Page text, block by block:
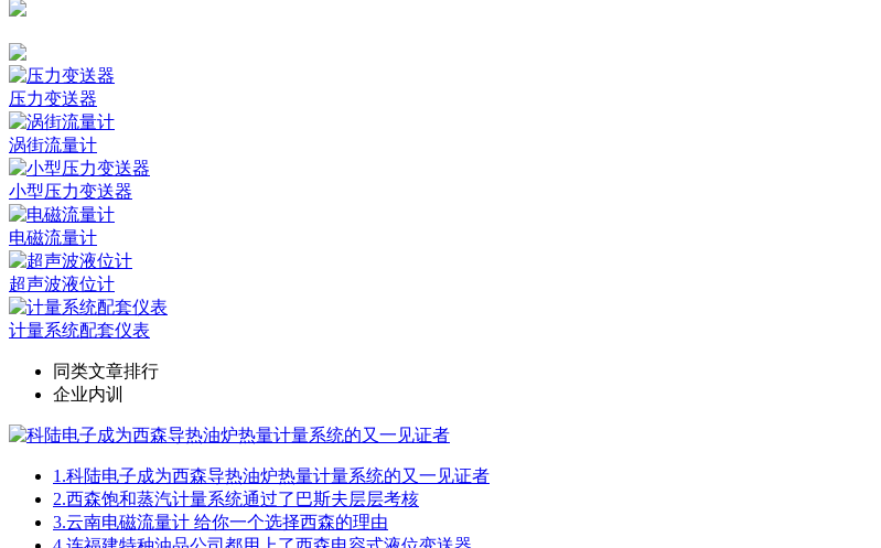
压力变送器
涡街流量计
小型压力变送器
电磁流量计
超声波液位计
计量系统配套仪表
同类文章排行
企业内训
1.科陆电子成为西森导热油炉热量计量系统的又一见证者
2.西森饱和蒸汽计量系统通过了巴斯夫层层考核
3.云南电磁流量计 给你一个选择西森的理由